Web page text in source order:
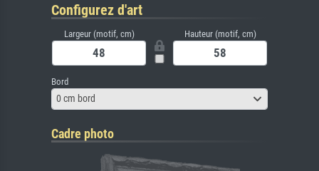
Configurez d'art
Largeur (motif, cm) Hauteur (motif, cm)
Bord
0 cm bord
Cadre photo